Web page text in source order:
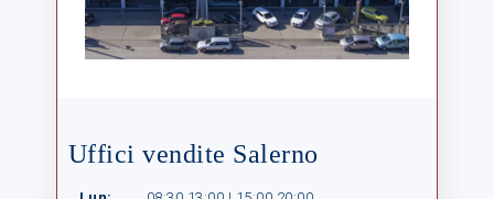
Uffici vendite Salerno